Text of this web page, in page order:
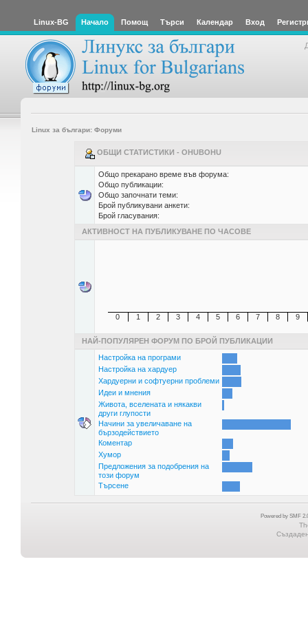
Linux-BG Начало Помощ Търси Календар Вход
Linux за българи: Форуми
ОБЩИ СТАТИСТИКИ - OHUBOHU
Общо прекарано време във форума:
Общо публикации:
Общо започнати теми:
Брой публикувани анкети:
Брой гласувания:
АКТИВНОСТ НА ПУБЛИКУВАНЕ ПО ЧАСОВЕ
0 1 2 3 4 5 6 7 8 9
НАЙ-ПОПУЛЯРЕН ФОРУМ ПО БРОЙ ПУБЛИКАЦИИ
Настройка на програми
Настройка на хардуер
Хардуерни и софтуерни проблеми
Идеи и мнения
Живота, вселената и някакви
други глупости
Начини за увеличаване на
бързодействието
Коментар
Хумор
Предложения за подобрения на
този форум
Търсене
Powered by SMF